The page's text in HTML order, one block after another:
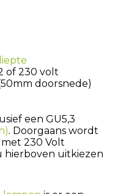
of 230 volt
doorsnede)
een GU5,3
. Doorgaans wordt
230 Volt
hierboven uitkiezen